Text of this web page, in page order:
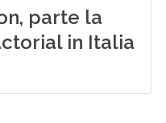
parte la
in Italia